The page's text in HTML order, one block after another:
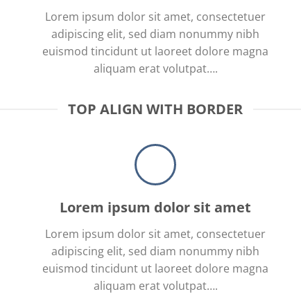
Lorem ipsum dolor sit amet, consectetuer
adipiscing elit, sed diam nonummy nibh
euismod tincidunt ut laoreet dolore magna
aliquam erat volutpat….
TOP ALIGN WITH BORDER
Lorem ipsum dolor sit amet
Lorem ipsum dolor sit amet, consectetuer
adipiscing elit, sed diam nonummy nibh
euismod tincidunt ut laoreet dolore magna
aliquam erat volutpat….